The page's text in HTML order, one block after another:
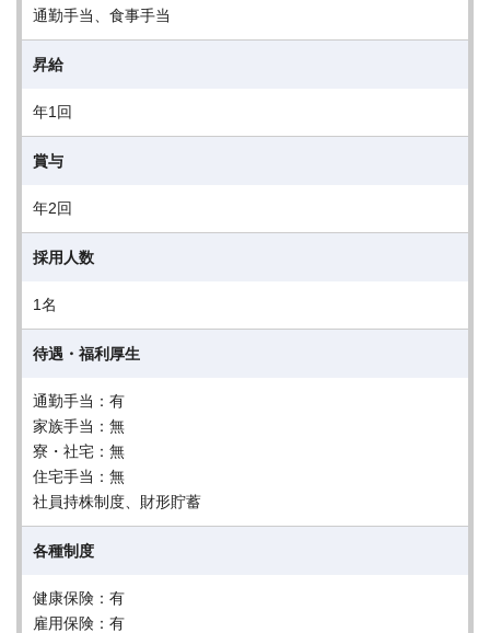
通勤手当、食事手当
昇給
年1回
賞与
年2回
採用人数
1名
待遇・福利厚生
通勤手当：有
家族手当：無
寮・社宅：無
住宅手当：無
社員持株制度、財形貯蓄
各種制度
健康保険：有
雇用保険：有